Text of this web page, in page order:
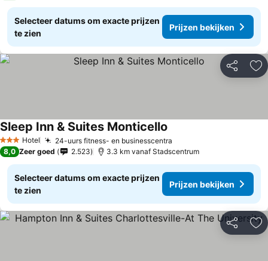
Selecteer datums om exacte prijzen
te zien
Prijzen bekijken
Delen
3 SterrenHotel 24-uurs fitness- en businesscentra
Sleep Inn & Suites Monticello
8,0 Zeer goed 2.523 3.3 km vanaf Stadscentrum
Selecteer datums om exacte prijzen
te zien
Prijzen bekijken
Delen